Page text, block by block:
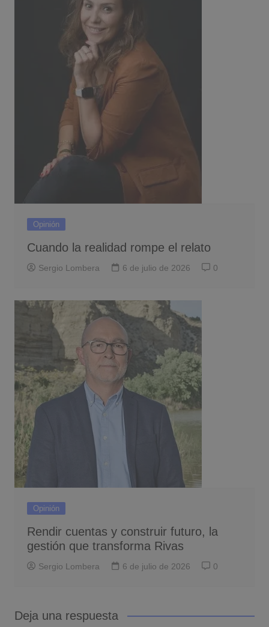
Opinión
Cuando la realidad rompe el relato
Sergio Lombera 6 de julio de 2026 0
Opinión
Rendir cuentas y construir futuro, la
gestión que transforma Rivas
Sergio Lombera 6 de julio de 2026 0
Deja una respuesta